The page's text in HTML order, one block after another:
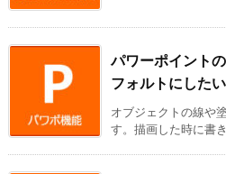
パワーポイント
フォルトにしたい
オブジェクトの線や
す。描画した時に書